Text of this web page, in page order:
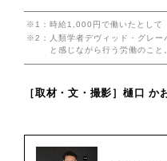
※1： 時給1,000円で働いたとして
※2：
人類学者デヴィッド・グレ
と感じながら行う労働のこ
［取材・文・撮影］樋口 か